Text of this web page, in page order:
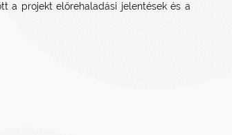
a projekt előrehaladási jelentések és a